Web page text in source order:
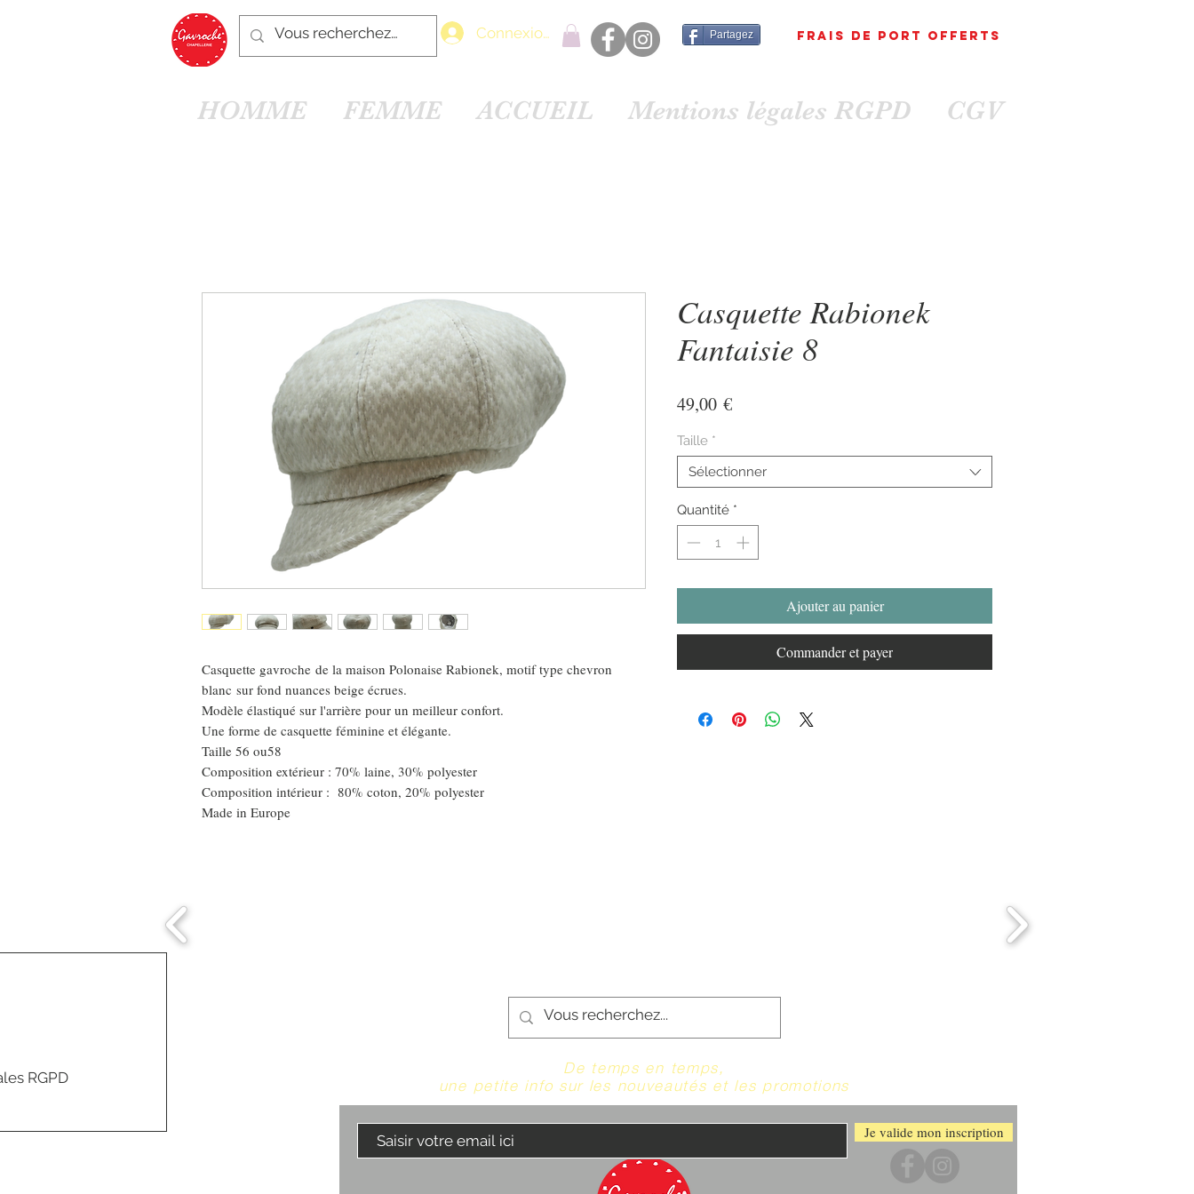
Connexion Partagez FRAIS DE PORT OFFErts
HOMME FEMME ACCUEIL Mentions légales RGPD CGV
Casquette gavroche de la maison Polonaise Rabionek, motif type chevron
blanc sur fond nuances beige écrues.
Modèle élastiqué sur l'arrière pour un meilleur confort.
Une forme de casquette féminine et élégante.
Taille 56 ou58
Composition extérieur : 70% laine, 30% polyester
Composition intérieur : 80% coton, 20% polyester
Made in Europe
Casquette Rabionek
Fantaisie 8
49,00 €Prix
Taille *
Sélectionner
Quantité *
Ajouter au panier
Commander et payer
RGPD De temps en temps,
une petite info sur les nouveautés et les promotions
Je valide mon inscription